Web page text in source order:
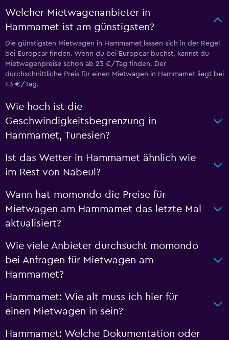
Welcher Mietwagenanbieter in
Hammamet ist am günstigsten?
Die günstigsten Mietwagen in Hammamet lassen sich in der Regel
bei Europcar finden. Wenn du bei Europcar buchst, kannst du
Mietwagenpreise schon ab 23 €/Tag finden. Der
durchschnittliche Preis für einen Mietwagen in Hammamet liegt bei
43 €/Tag.
Wie hoch ist die
Geschwindigkeitsbegrenzung in
Hammamet, Tunesien?
Ist das Wetter in Hammamet ähnlich wie
im Rest von Nabeul?
Wann hat momondo die Preise für
Mietwagen am Hammamet das letzte Mal
aktualisiert?
Wie viele Anbieter durchsucht momondo
bei Anfragen für Mietwagen am
Hammamet?
Hammamet: Wie alt muss ich hier für
einen Mietwagen in sein?
Hammamet: Welche Dokumentation oder